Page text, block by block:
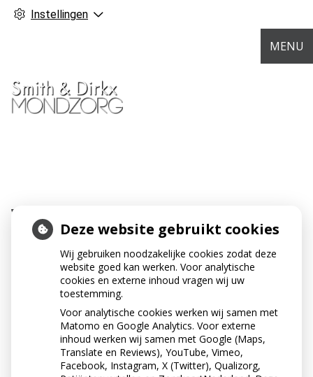
Instellingen
MENU
WHITENING TANDPASTA
INHOUD
« Terug naar het overzicht
« Terug naar het overzicht
Deze website gebruikt cookies
Wij gebruiken noodzakelijke cookies zodat deze
website goed kan werken. Voor analytische
cookies en externe inhoud vragen wij uw
toestemming.
Voor analytische cookies werken wij samen met
Matomo en Google Analytics. Voor externe
inhoud werken wij samen met Google (Maps,
Translate en Reviews), YouTube, Vimeo,
Facebook, Instagram, X (Twitter), Qualizorg,